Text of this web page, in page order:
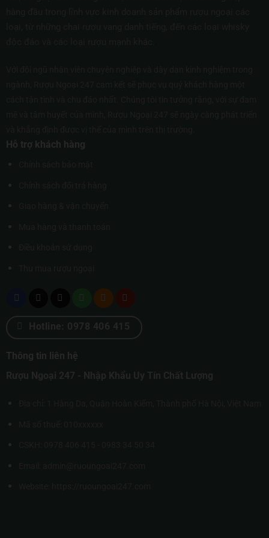
Hỗ trợ khách hàng
Hotline: 0978 406 415
Thông tin liên hệ
Rượu Ngoại 247 - Nhập Khẩu Uy Tín Chất Lượng